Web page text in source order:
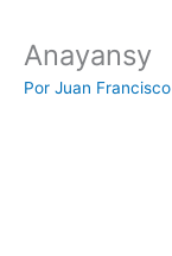
Anayansy
Por Juan Francisco